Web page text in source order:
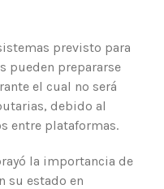
previsto para
pueden prepararse
el cual no será
debido al
entre plataformas.
la importancia de
su estado en